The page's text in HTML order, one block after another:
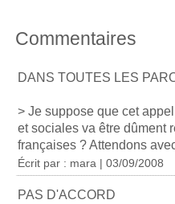
Commentaires
DANS TOUTES LES
> Je suppose que cet
et sociales va être dûment
françaises ? Attendons
Écrit par : mara | 03/09/2008
PAS D'ACCORD